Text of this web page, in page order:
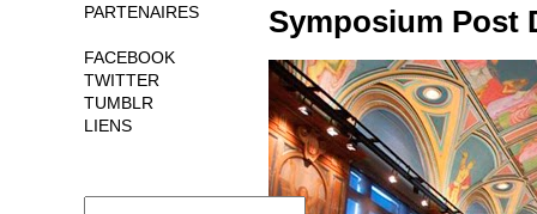
Symposium Post
PARTENAIRES
FACEBOOK
TWITTER
TUMBLR
LIENS